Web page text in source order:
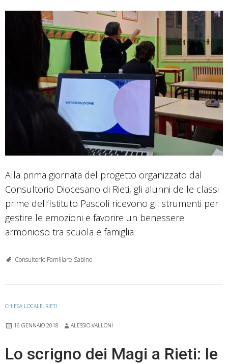
Alla prima giornata del progetto organizzato dal
Consultorio Diocesano di Rieti, gli alunni delle classi
prime dell’Istituto Pascoli ricevono gli strumenti per
gestire le emozioni e favorire un benessere
armonioso tra scuola e famiglia
Consultorio Familiare Sabino
CHIESA LOCALE, RIETI
16 GENNAIO 2018 ALESSIO VALLONI
Lo scrigno dei Magi a Rieti: le